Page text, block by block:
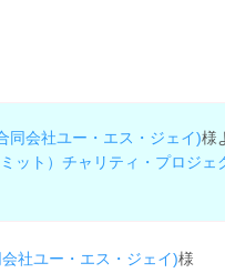
同会社ユー・エス・ジェイ)様
ット）チャリティ・プロジェ
社ユー・エス・ジェイ)様